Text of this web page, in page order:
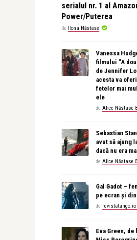
serialul nr. 1 al
Power/Puterea
de Ilona Năstase
Vanessa
filmului “A
de Jennifer
acesta va
fetelor mai
ele
de Alice Năstase
Sebastian
avut să ajung
dacă nu era
de Alice Năstase
Gal Gadot –
pe ecran și
de
Eva Green, de